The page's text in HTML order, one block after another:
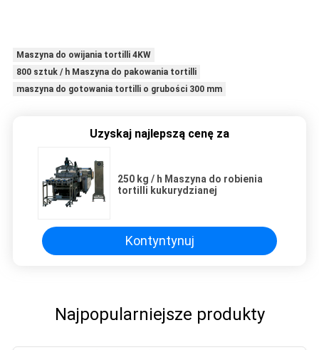
Maszyna do owijania tortilli 4KW
800 sztuk / h Maszyna do pakowania tortilli
maszyna do gotowania tortilli o grubości 300 mm
Uzyskaj najlepszą cenę za
250 kg / h Maszyna do robienia
tortilli kukurydzianej
Kontyntynuj
Najpopularniejsze produkty